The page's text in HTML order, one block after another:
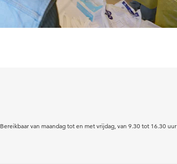
Bereikbaar van maandag tot en met vrijdag, van 9.30 tot 16.30 uur